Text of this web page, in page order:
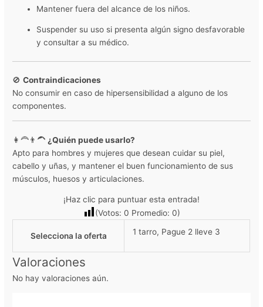
Mantener fuera del alcance de los niños.
Suspender su uso si presenta algún signo desfavorable
y consultar a su médico.
🚫Contraindicaciones
No consumir en caso de hipersensibilidad a alguno de los
componentes.
👩‍🦰👨‍🦱 ¿Quién puede usarlo?
Apto para hombres y mujeres que desean cuidar su piel,
cabello y uñas, y mantener el buen funcionamiento de sus
músculos, huesos y articulaciones.
¡Haz clic para puntuar esta entrada!
(Votos: 0 Promedio: 0)
Selecciona la oferta 1 tarro, Pague 2 lleve 3
Valoraciones
No hay valoraciones aún.